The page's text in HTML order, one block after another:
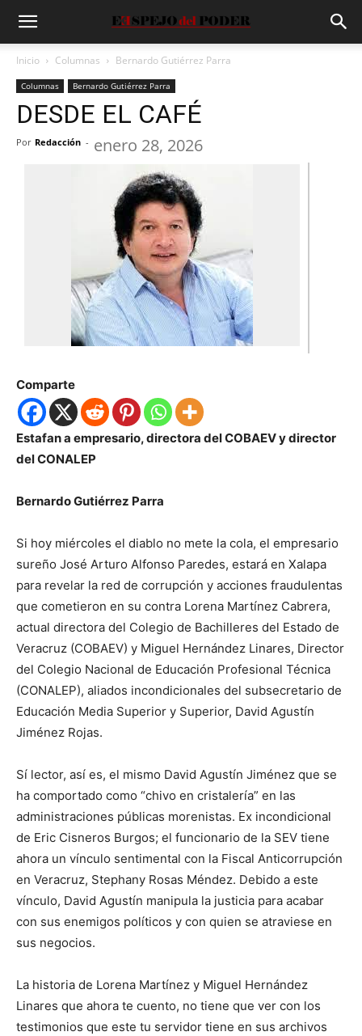
Inicio Columnas Bernardo Gutiérrez Parra
Columnas Bernardo Gutiérrez Parra
DESDE EL CAFÉ
Por Redacción - enero 28, 2026
Comparte
Estafan a empresario, directora del COBAEV y director
del CONALEP
Bernardo Gutiérrez Parra
Si hoy miércoles el diablo no mete la cola, el empresario
sureño José Arturo Alfonso Paredes, estará en Xalapa
para revelar la red de corrupción y acciones fraudulentas
que cometieron en su contra Lorena Martínez Cabrera,
actual directora del Colegio de Bachilleres del Estado de
Veracruz (COBAEV) y Miguel Hernández Linares, Director
del Colegio Nacional de Educación Profesional Técnica
(CONALEP), aliados incondicionales del subsecretario de
Educación Media Superior y Superior, David Agustín
Jiménez Rojas.
Sí lector, así es, el mismo David Agustín Jiménez que se
ha comportado como “chivo en cristalería” en las
administraciones públicas morenistas. Ex incondicional
de Eric Cisneros Burgos; el funcionario de la SEV tiene
ahora un vínculo sentimental con la Fiscal Anticorrupción
en Veracruz, Stephany Rosas Méndez. Debido a este
vínculo, David Agustín manipula la justicia para acabar
con sus enemigos políticos y con quien se atraviese en
sus negocios.
La historia de Lorena Martínez y Miguel Hernández
Linares que ahora te cuento, no tiene que ver con los
testimonios que este tu servidor tiene en sus archivos